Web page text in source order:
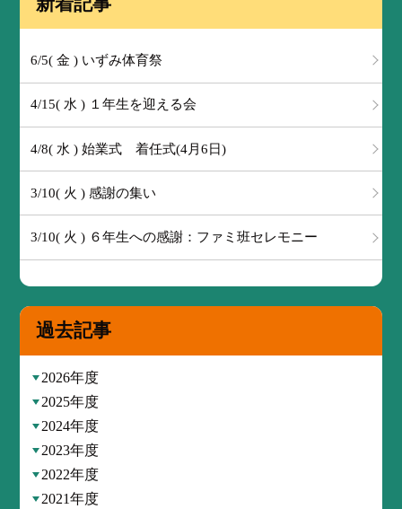
6/5( 金 ) いずみ体育祭
4/15( 水 ) １年生を迎える会
4/8( 水 ) 始業式 着任式(4月6日)
3/10( 火 ) 感謝の集い
3/10( 火 ) ６年生への感謝：ファミ班セレモニー
過去記事
2026年度
2025年度
2024年度
2023年度
2022年度
2021年度